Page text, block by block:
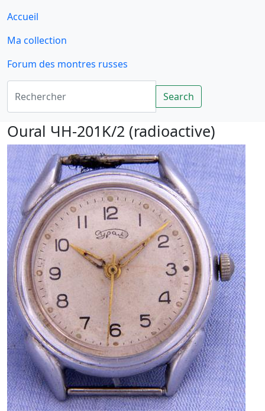
Accueil
Ma collection
Forum des montres russes
Rechercher
Search
Oural ЧH-201K/2 (radioactive)